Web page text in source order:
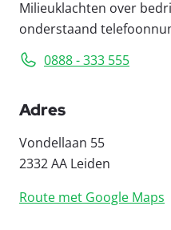
Milieuklachten over
onderstaand
0888 - 333 555
Adres
Vondellaan 55
2332 AA Leiden
Route met Google Maps